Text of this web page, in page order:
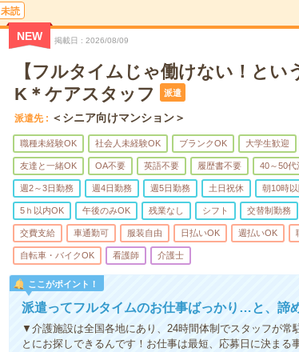
未読
NEW 掲載日 2026/08/09
【フルタイムじゃ働けない！とい
K＊ケアスタッフ
派遣
派遣先 ＜シニア向けマンション＞
職種未経験OK 社会人未経験OK ブランクOK 大学生歓迎
友達と一緒OK OA不要 英語不要 履歴書不要 40～50代
週2～3日勤務 週4日勤務 週5日勤務 土日祝休 朝10時
5ｈ以内OK 午後のみOK 残業なし シフト 交替制勤務
交費支給 車通勤可 服装自由 日払いOK 週払いOK
自転車・バイクOK 看護師 介護士
ここがポイント！
派遣ってフルタイムのお仕事ばっかり…と、諦
▼介護施設は全国各地にあり、24時間体制でスタッフが常
とにお探しできるんです！お仕事は最短、応募日に決ま